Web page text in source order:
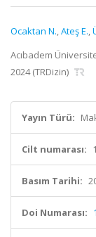
Ocaktan N.,Ateş E.,
Acıbadem
2024 (TRDizin)
Yayın Türü:
Cilt numarası:
Basım Tarihi:
Doi Numarası: